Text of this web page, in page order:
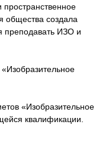
общества создала
преподавать ИЗО и
«Изобразительное
квалификации.